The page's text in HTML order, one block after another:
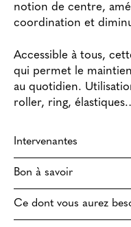
notion de centre,
coordination et
Accessible à tous,
qui permet le
au quotidien.
roller, ring,
Intervenantes
Bon à savoir
Ce dont vous aurez